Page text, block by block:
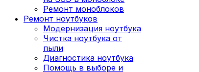
Ремонт моноблоков
Ремонт ноутбуков
Модернизация ноутбука
Чистка ноутбука от
пыли
Диагностика ноутбука
Помощь в выборе и